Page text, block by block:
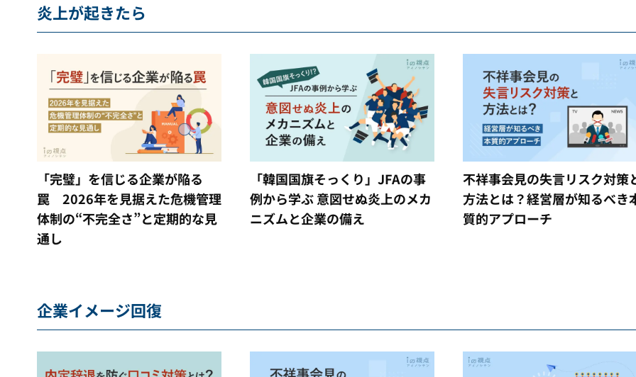
炎上が起きたら
「完璧」を信じる企業が陥る
罠 2026年を見据えた危機管理
体制の“不完全さ”と定期的な見
通し
「韓国国旗そっくり」JFAの事
例から学ぶ 意図せぬ炎上のメカ
ニズムと企業の備え
不祥事会見の失言リスク対策
方法とは？経営層が知るべき
質的アプローチ
企業イメージ回復